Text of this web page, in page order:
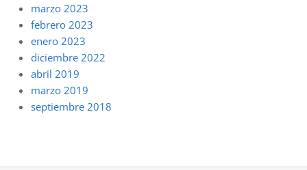
marzo 2023
febrero 2023
enero 2023
diciembre 2022
abril 2019
marzo 2019
septiembre 2018